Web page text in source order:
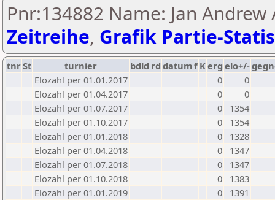
Pnr:134882 Name: Jan Andrew
Zeitreihe, Grafik Partie-
tnrSt turnier bdld rd datumf Kerg elo+/-
Elozahl per 01.01.2017
0
0
Elozahl per 01.04.2017
0
0
Elozahl per 01.07.2017
0
1354
Elozahl per 01.10.2017
0
1354
Elozahl per 01.01.2018
0
1328
Elozahl per 01.04.2018
0
1347
Elozahl per 01.07.2018
0
1347
Elozahl per 01.10.2018
0
1383
Elozahl per 01.01.2019
0
1391